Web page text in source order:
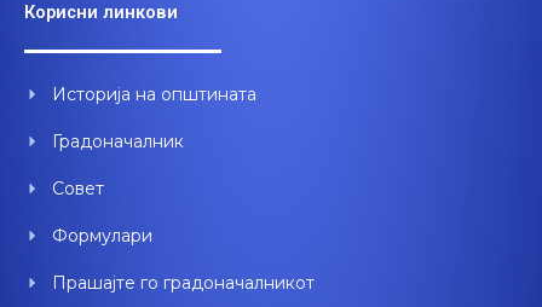
b
o
k
u
b
e
d
n
Корисни линкови
Историја на општината
Градоначалник
Совет
Формулари
Прашајте го градоначалникот